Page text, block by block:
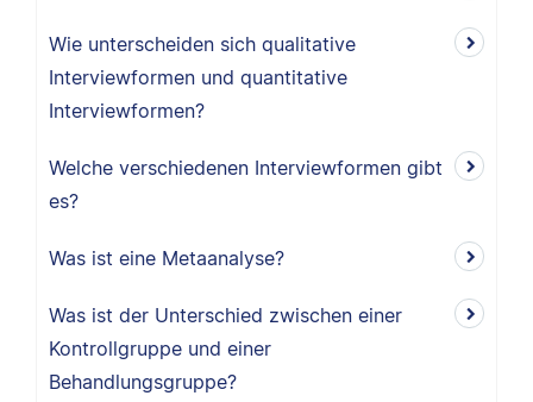
Wie unterscheiden sich qualitative
Interviewformen und quantitative
Interviewformen?
Welche verschiedenen Interviewformen gibt
es?
Was ist eine Metaanalyse?
Was ist der Unterschied zwischen einer
Kontrollgruppe und einer
Behandlungsgruppe?